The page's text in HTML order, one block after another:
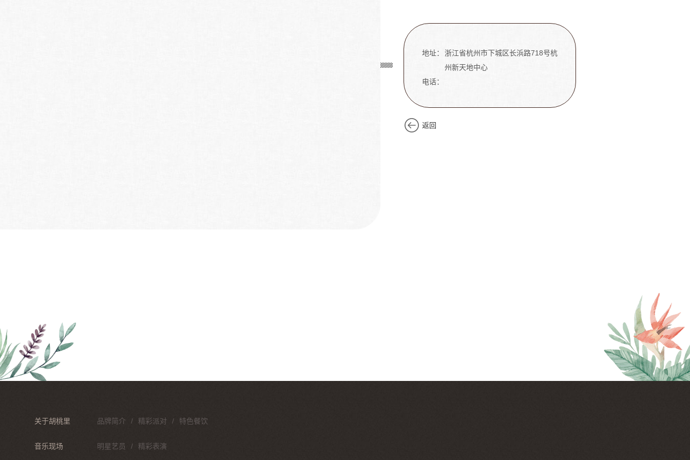
地址：
浙江省杭州市下城区长浜路718号杭
州新天地中心
电话：
返回
关于胡桃里 品牌简介 精彩派对 特色餐饮
音乐现场 明星艺员 精彩表演